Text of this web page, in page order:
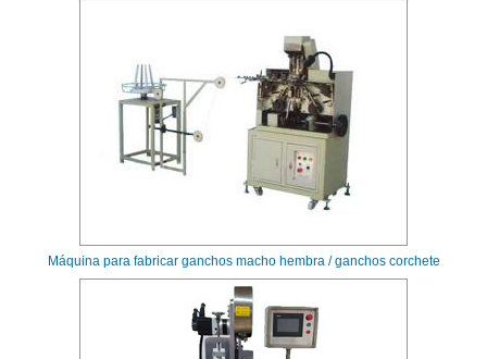
Máquina para fabricar ganchos macho hembra / ganchos corchete